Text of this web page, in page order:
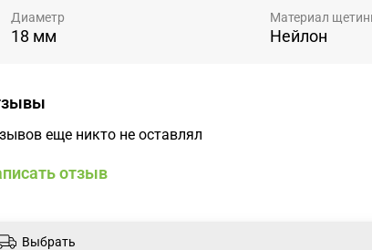
Диаметр
18 мм
Материал
Нейлон
еще никто не оставлял
отзыв
Выбрать